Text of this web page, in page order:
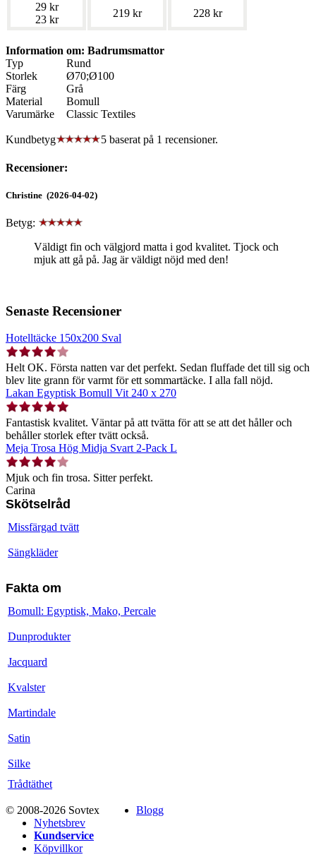
29 kr
23 kr
219 kr 228 kr
Information om: Badrumsmattor
Typ
Rund
Storlek
Ø70;Ø100
Färg
Grå
Material
Bomull
Varumärke
Classic Textiles
Kundbetyg 5 baserat på 1 recensioner.
Recensioner:
Christine (2026-04-02)
Betyg:
Väldigt fin och välgjord matta i god kvalitet. Tjock och
mjuk att gå på. Jag är väldigt nöjd med den!
Senaste Recensioner
Hotelltäcke 150x200 Sval
Helt OK. Första natten var det perfekt. Sedan fluffade det till sig och
blev lite grann för varmt för ett sommartäcke. I alla fall nöjd.
Lakan Egyptisk Bomull Vit 240 x 270
Fantastisk kvalitet. Väntar på att tvätta för att se att det håller och
behåller storlek efter tvätt också.
Meja Trosa Hög Midja Svart 2-Pack L
Mjuk och fin trosa. Sitter perfekt.
Carina
Skötselråd
Missfärgad tvätt
Sängkläder
Fakta om
Bomull: Egyptisk, Mako, Percale
Dunprodukter
Jacquard
Kvalster
Martindale
Satin
Silke
Trådtäthet
© 2008-2026 Sovtex
Blogg
Nyhetsbrev
Kundservice
Köpvillkor